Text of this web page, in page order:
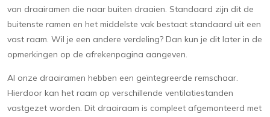
van draairamen die naar buiten draaien. Standaard zijn dit de
buitenste ramen en het middelste vak bestaat standaard uit een
vast raam. Wil je een andere verdeling? Dan kun je dit later in de
opmerkingen op de afrekenpagina aangeven.
Al onze draairamen hebben een geïntegreerde remschaar.
Hierdoor kan het raam op verschillende ventilatiestanden
vastgezet worden. Dit draairaam is compleet afgemonteerd met